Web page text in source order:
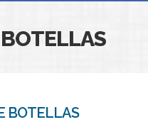
BOTELLAS